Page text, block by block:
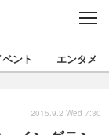
C
E
衣類
インプレ
ベント エンタメ
2015.9.2 Wed 7:30